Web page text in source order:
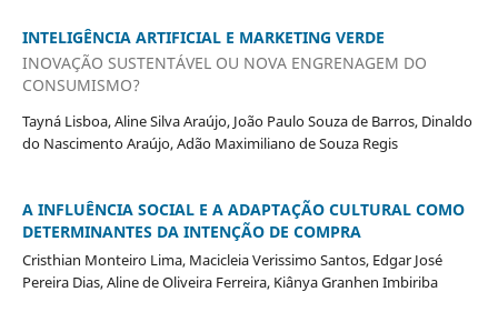
INTELIGÊNCIA ARTIFICIAL E MARKETING VERDE
INOVAÇÃO SUSTENTÁVEL OU NOVA ENGRENAGEM DO
CONSUMISMO?
Tayná Lisboa, Aline Silva Araújo, João Paulo Souza de Barros, Dinaldo
do Nascimento Araújo, Adão Maximiliano de Souza Regis
A INFLUÊNCIA SOCIAL E A ADAPTAÇÃO CULTURAL COMO
DETERMINANTES DA INTENÇÃO DE COMPRA
Cristhian Monteiro Lima, Macicleia Verissimo Santos, Edgar José
Pereira Dias, Aline de Oliveira Ferreira, Kiânya Granhen Imbiriba